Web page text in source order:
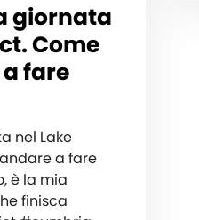
giornata
Come
fare
nel Lake
a fare
è la mia
finisca